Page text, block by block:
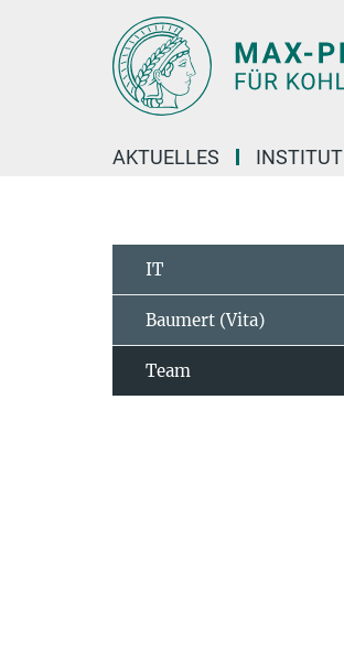
AKTUELLES INSTITUT
IT
Baumert (Vita)
Team